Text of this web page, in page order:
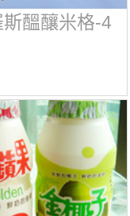
醞釀米格-4